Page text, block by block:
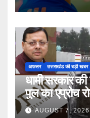
अफसर उत्तराखंड की बड़ी खबर
धामी सरकार
पुल का एप्रोच
PWD के तीन
AUGUST 7, 2026